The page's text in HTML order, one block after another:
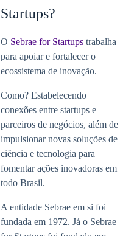
Startups?
O Sebrae for Startupstrabalha
para apoiar e fortalecer o
ecossistema de inovação.
Como? Estabelecendo
conexões entre startups e
parceiros de negócios, além de
impulsionar novas soluções de
ciência e tecnologia para
fomentar ações inovadoras em
todo Brasil.
A entidade Sebrae em si foi
fundada em 1972. Já o Sebrae